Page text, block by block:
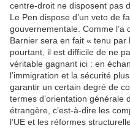
centre-droit ne disposent pas
Le Pen dispose d’un veto de
gouvernementale. Comme
Barnier sera en fait « tenu
pourtant, il est difficile de ne
véritable gagnant ici : en
l’immigration et la sécurité
garantir un certain degré de
termes d’orientation générale
étrangère, c’est-à-dire les
l’UE et les réformes